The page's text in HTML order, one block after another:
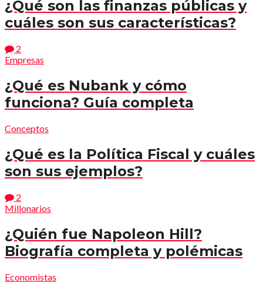
¿Qué son las finanzas públicas y
cuáles son sus características?
2
Empresas
¿Qué es Nubank y cómo
funciona? Guía completa
Conceptos
¿Qué es la Política Fiscal y cuáles
son sus ejemplos?
2
Millonarios
¿Quién fue Napoleon Hill?
Biografía completa y polémicas
Economistas